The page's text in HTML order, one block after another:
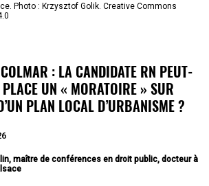
Photo : Krzysztof Golik. Creative Commons
: LA CANDIDATE RN PEUT-
PLACE UN « MORATOIRE » SUR
PLAN LOCAL D’URBANISME ?
maître de conférences en droit public, docteur à